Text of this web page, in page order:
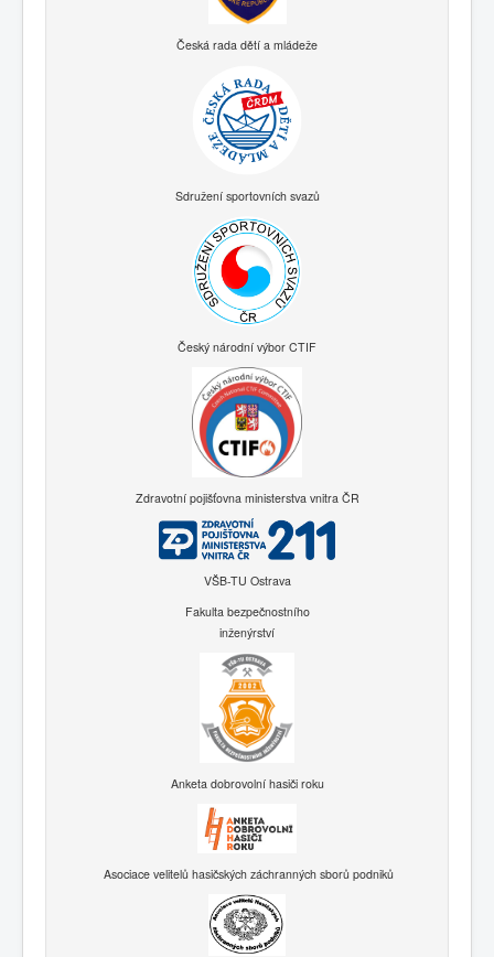
Česká rada dětí a mládeže
Sdružení sportovních svazů
Český národní výbor CTIF
Zdravotní pojišťovna ministerstva vnitra ČR
VŠB-TU Ostrava
Fakulta bezpečnostního
inženýrství
Anketa dobrovolní hasiči roku
Asociace velitelů hasičských záchranných sborů podniků